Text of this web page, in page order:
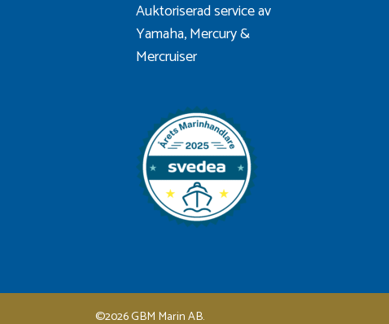
Auktoriserad service av
Yamaha, Mercury &
Mercruiser
©2026 GBM Marin AB.